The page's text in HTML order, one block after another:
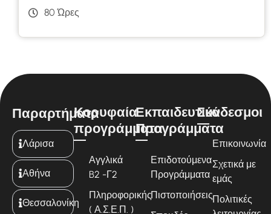
80 Ώρες
Παραρτήματα
Λάρισα
Αθήνα
Θεσσαλονίκη
Κορυφαία
προγράμματα
Αγγλικά
B2 -Γ2
Πληροφορικής
( Α.Σ.Ε.Π. )
Εκπαιδευτικά
Προγράμματα
Επιδοτούμενα
Προγράμματα
Πιστοποιήσεις
Σύνδεσμοι
Επικοινωνία
Σχετικά με
εμάς
Πολιτικές